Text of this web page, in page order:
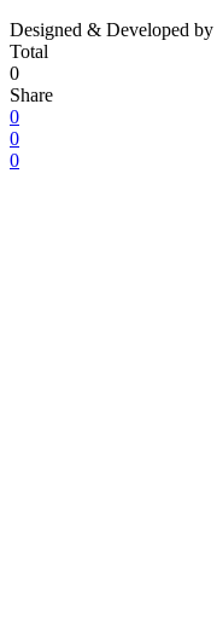
Designed & Developed by
Total
0
Share
0
0
0